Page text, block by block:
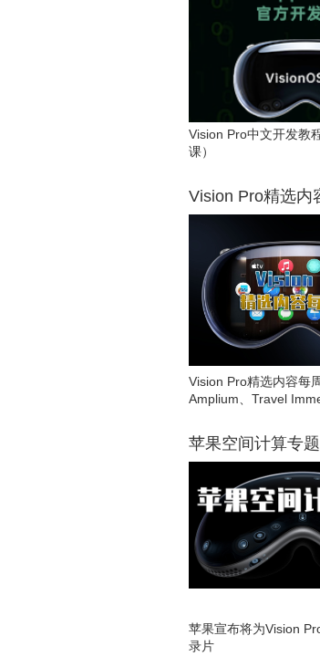
Vision Pro中文开发教
课）
Vision Pro精选内
Vision Pro精选内容每
Amplium、Travel
苹果空间计算专题
苹果宣布将为Vision
录片